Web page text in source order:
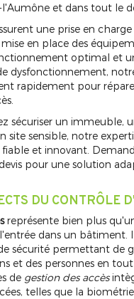
l'Aumône et dans tout le
une prise en
en place des
optimal et
dysfonctionnement,
rapidement pour
sécuriser un immeuble,
site sensible, notre
et innovant.
pour une solution
DU CONTRÔLE
représente bien plus
dans un bâtiment.
sécurité permettant de
et des personnes en
de gestion des accès
telles que la